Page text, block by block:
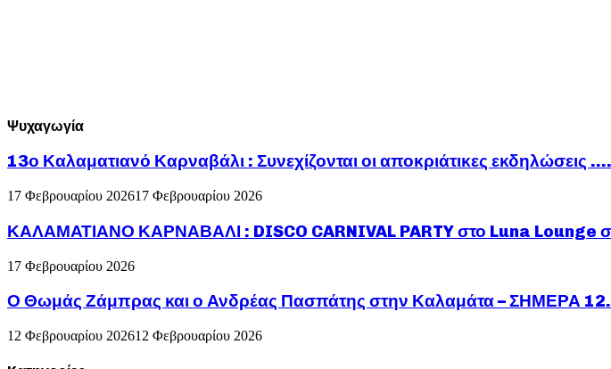
Ψυχαγωγία
13ο Καλαματιανό Καρναβάλι : Συνεχίζονται οι αποκριάτικες εκδηλώσεις ….
17 Φεβρουαρίου 202617 Φεβρουαρίου 2026
ΚΑΛΑΜΑΤΙΑΝΟ ΚΑΡΝΑΒΑΛΙ : DISCO CARNIVAL PARTY στο Luna Lounge
17 Φεβρουαρίου 2026
Ο Θωμάς Ζάμπρας και ο Ανδρέας Πασπάτης στην Καλαμάτα – ΣΗΜΕΡΑ
12 Φεβρουαρίου 202612 Φεβρουαρίου 2026